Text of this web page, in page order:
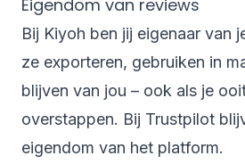
Eigendom van reviews
Bij Kiyoh ben jij eigenaar van
ze exporteren, gebruiken in
blijven van jou – ook als je
overstappen. Bij Trustpilot
eigendom van het platform.